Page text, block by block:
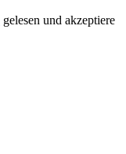
gelesen und akzeptiere